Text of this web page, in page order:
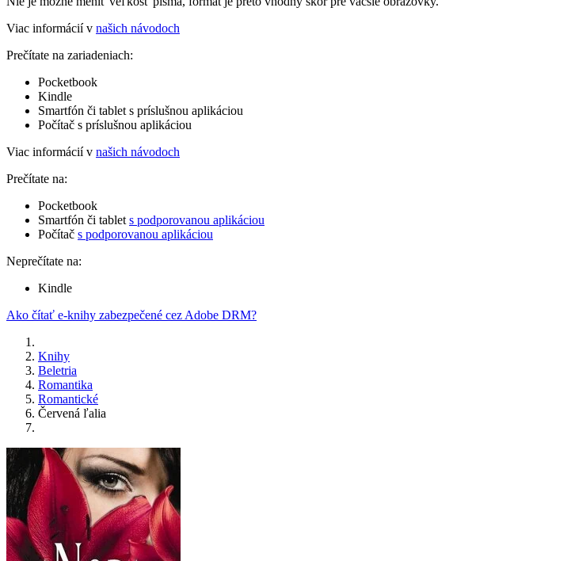
Viac informácií v našich návodoch
Prečítate na zariadeniach:
Pocketbook
Kindle
Smartfón či tablet s príslušnou aplikáciou
Počítač s príslušnou aplikáciou
Viac informácií v našich návodoch
Prečítate na:
Pocketbook
Smartfón či tablet s podporovanou aplikáciou
Počítač s podporovanou aplikáciou
Neprečítate na:
Kindle
Ako čítať e-knihy zabezpečené cez Adobe DRM?
Knihy
Beletria
Romantika
Romantické
Červená ľalia